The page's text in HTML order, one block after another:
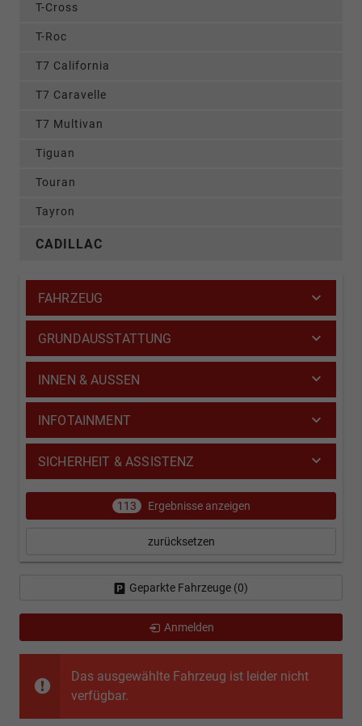
Das ausgewählte Fahrzeug ist leider nicht
verfügbar.
T-Cross
T-Roc
T7 California
T7 Caravelle
T7 Multivan
Tiguan
Touran
Tayron
CADILLAC
FAHRZEUG
GRUNDAUSSTATTUNG
INNEN & AUSSEN
INFOTAINMENT
SICHERHEIT & ASSISTENZ
113 Ergebnisse anzeigen
zurücksetzen
Geparkte Fahrzeuge (0)
Anmelden